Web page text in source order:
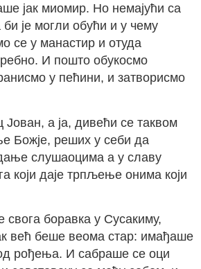
јак миомир. Но немајући са
је могли обући и у чему
се у манастир и отуда
И пошто обукосмо
у пећини, и затворисмо
Јован, а ја, дивећи се таквом
Божје, реших у себи да
слушаоцима а у славу
који даје трпљење онима који
свога боравка у Сусакиму,
већ беше веома стар: имађаше
рођења. И сабраше се оци